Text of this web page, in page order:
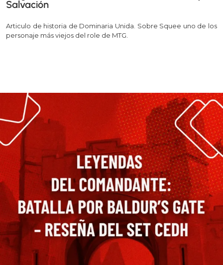
Salvación
Articulo de historia de Dominaria Unida. Sobre Squee uno de los
personaje más viejos del role de MTG.